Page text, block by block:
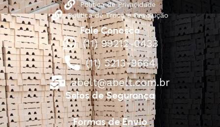
Política de Privacidade
Política de Troca e Devolução
Fale Conosco
(11) 99212-0433
(11) 3213-9664
abelt@abelt.com.br
Selos de Segurança
Formas de Envio